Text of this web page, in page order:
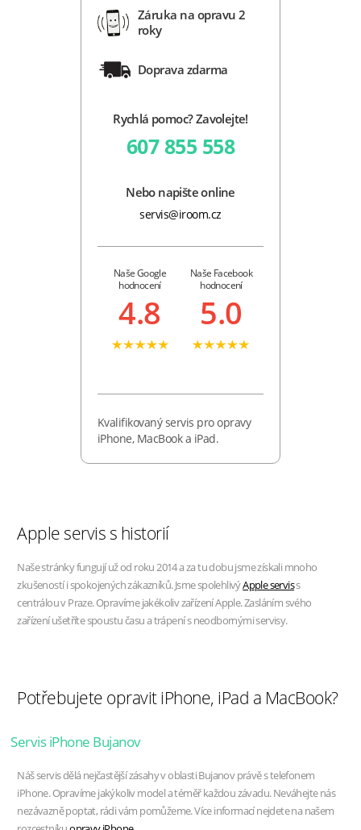
Záruka na opravu 2
roky
Doprava zdarma
Rychlá pomoc? Zavolejte!
607 855 558
Nebo napište online
servis@iroom.cz
Naše Google
hodnocení
4.8
Naše Facebook
hodnocení
5.0
Kvalifikovaný servis pro opravy
iPhone, MacBook a iPad.
Apple servis s historií
Naše stránky fungují už od roku 2014 a za tu dobu jsme získali mnoho
zkušeností i spokojených zákazníků. Jsme spolehlivýApple serviss
centrálou v Praze. Opravíme jakékoliv zařízení Apple. Zasláním svého
zařízení ušetříte spoustu času a trápení s neodbornými servisy.
Potřebujete opravit iPhone, iPad a MacBook?
Servis iPhone Bujanov
Náš servis dělá nejčastější zásahy v oblasti Bujanov právě s telefonem
iPhone. Opravíme jakýkoliv model a téměř každou závadu. Neváhejte nás
nezávazně poptat, rádi vám pomůžeme. Více informací nejdete na našem